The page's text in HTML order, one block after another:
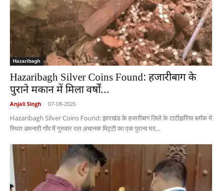
Hazaribagh
Hazaribagh Silver Coins Found: हजारीबाग के
पुराने मकान में मिला वर्षों...
Anjali Singh - 07-08-2026
Hazaribagh Silver Coins Found: झारखंड के हजारीबाग ज़िले के टाटीझरिया ब्लॉक में
स्थित अमनारी गाँव में गुरुवार रात अचानक मिट्टी का एक पुराना घर...